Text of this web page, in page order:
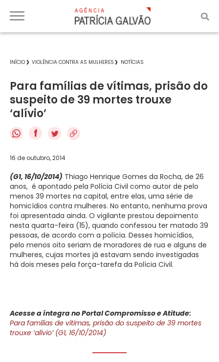
INÍCIO VIOLÊNCIA CONTRA AS MULHERES NOTÍCIAS
Para famílias de vítimas, prisão do
suspeito de 39 mortes trouxe
‘alívio’
f
16 de outubro, 2014
(G1, 16/10/2014) Thiago Henrique Gomes da Rocha, de 26
anos, é apontado pela Polícia Civil como autor de pelo
menos 39 mortes na capital, entre elas, uma série de
homicídios contra mulheres. No entanto, nenhuma prova
foi apresentada ainda. O vigilante prestou depoimento
nesta quarta-feira (15), quando confessou ter matado 39
pessoas, de acordo com a polícia. Desses homicídios,
pelo menos oito seriam de moradores de rua e alguns de
mulheres, cujas mortes já estavam sendo investigadas
há dois meses pela força-tarefa da Polícia Civil.
Acesse a íntegra no Portal Compromisso e Atitude:
Para famílias de vítimas, prisão do suspeito de 39 mortes
trouxe ‘alívio’ (G1, 16/10/2014)